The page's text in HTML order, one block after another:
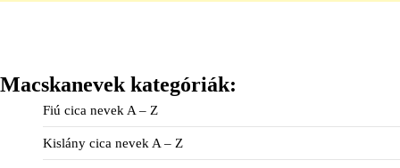
Macskanevek kategóriák:
Fiú cica nevek A – Z
Kislány cica nevek A – Z